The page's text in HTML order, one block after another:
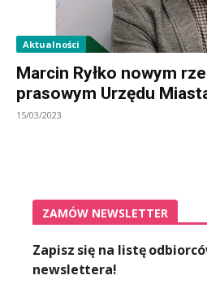
Aktualności
Marcin Ryłko nowym
prasowym Urzędu
15/03/2023
ZAMÓW NEWSLETTER
Zapisz się na listę
newslettera!